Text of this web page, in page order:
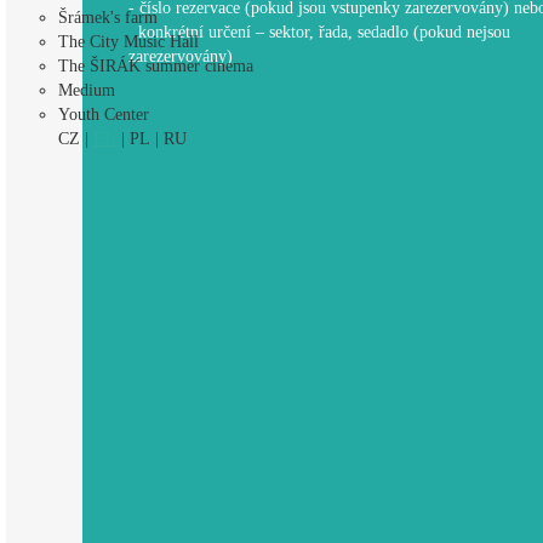
Šrámek's farm
The City Music Hall
The ŠIRÁK summer cinema
Medium
Youth Center
CZ
PL RU
- číslo rezervace (pokud jsou vstupenky zarezervovány)
konkrétní určení – sektor, řada, sedadlo (pokud nejsou
zarezervovány)